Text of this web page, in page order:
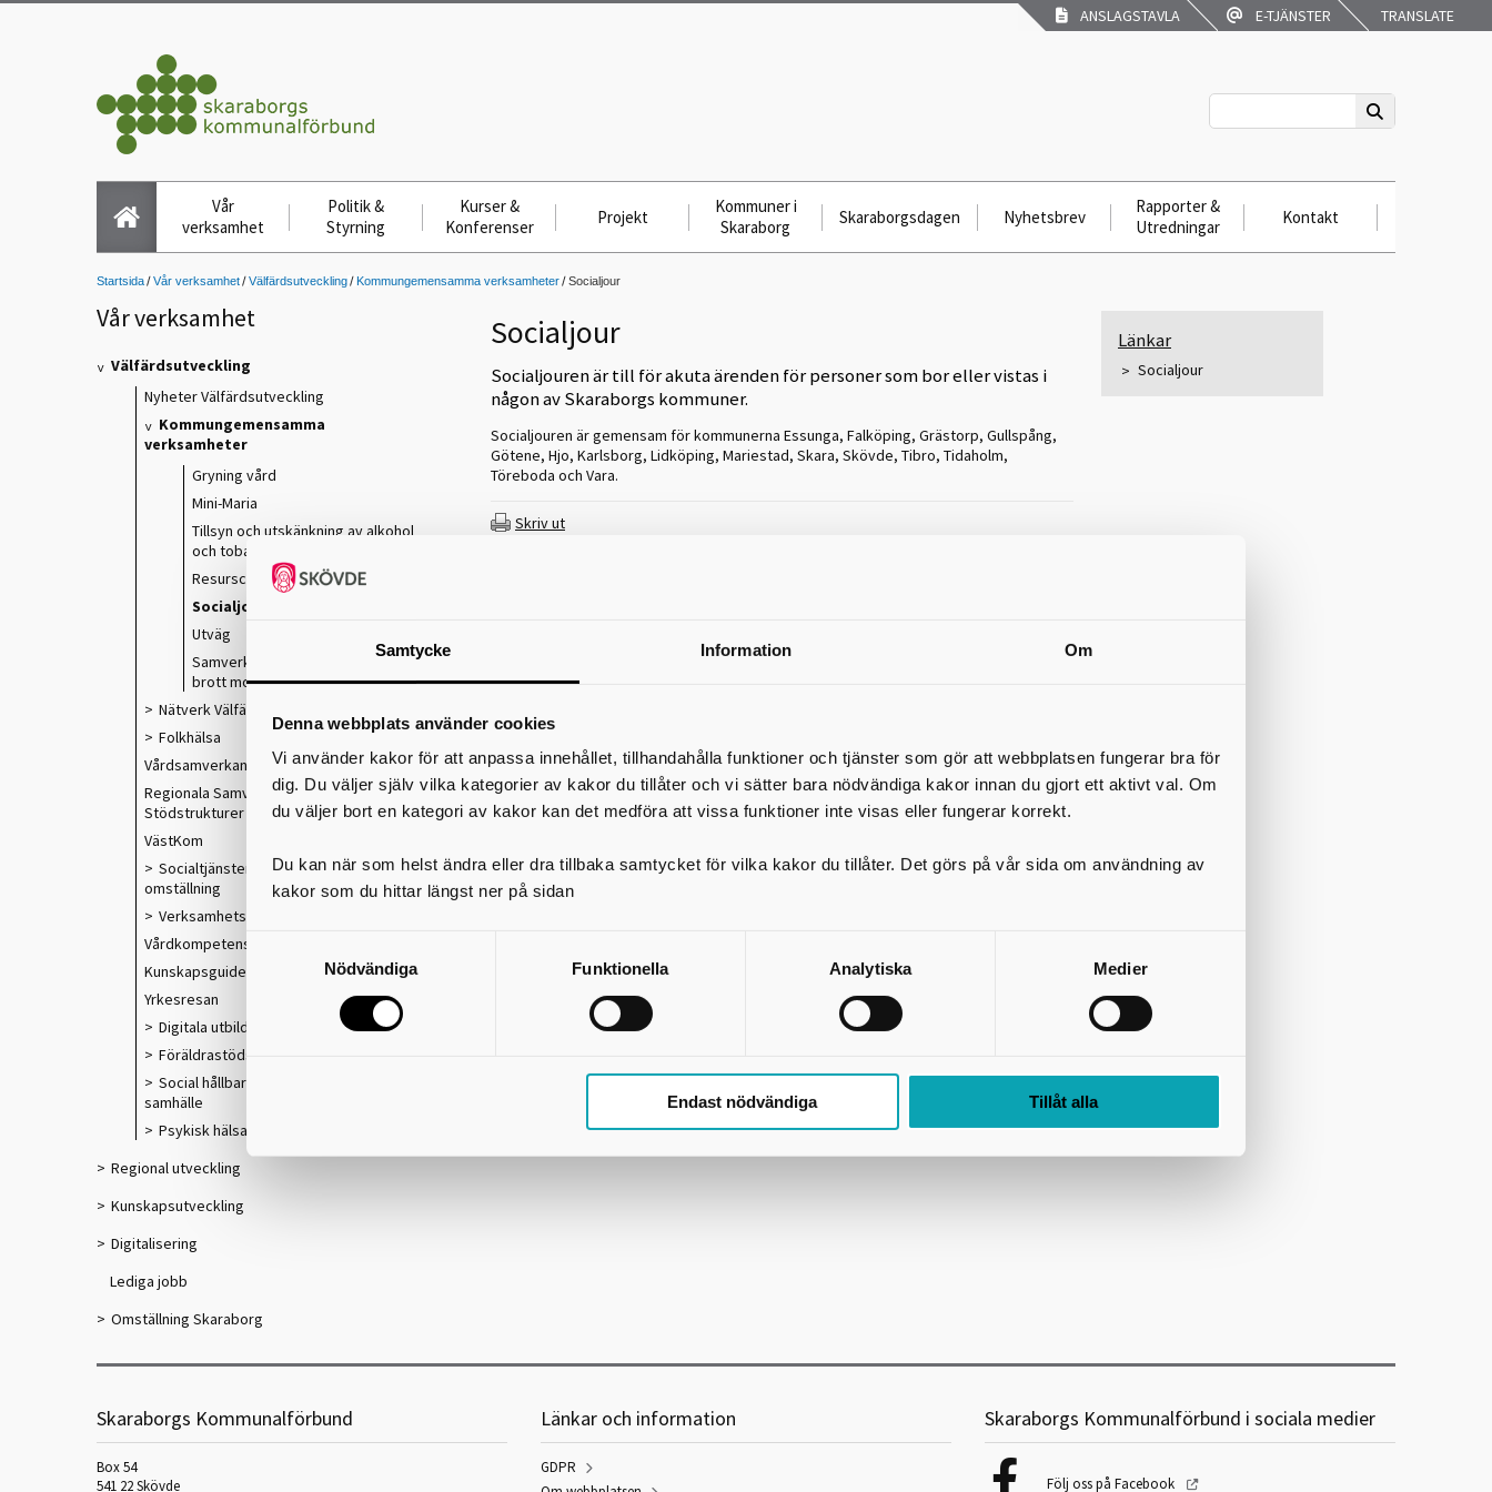
Samtycke Information Om
Denna webbplats använder cookies
Vi använder kakor för att anpassa innehållet, tillhandahålla funktioner och tjänster som gör att webbplatsen fungerar bra för
dig. Du väljer själv vilka kategorier av kakor du tillåter och vi sätter bara nödvändiga kakor innan du gjort ett aktivt val. Om
du väljer bort en kategori av kakor kan det medföra att vissa funktioner inte visas eller fungerar korrekt.
Du kan när som helst ändra eller dra tillbaka samtycket för vilka kakor du tillåter. Det görs på vår sida om användning av
kakor som du hittar längst ner på sidan
Nödvändiga Funktionella Analytiska Medier
Endast nödvändiga Tillåt alla
ANSLAGSTAVLA E-TJÄNSTER TRANSLATE
Vår
verksamhet
Politik &
Styrning
Kurser &
Konferenser
Projekt
Kommuner i
Skaraborg
Skaraborgsdagen Nyhetsbrev
Rapporter &
Utredningar
Kontakt
Startsida Vår verksamhet Välfärdsutveckling Kommungemensamma verksamheter Socialjour
Vår verksamhet
Välfärdsutveckling
Nyheter Välfärdsutveckling
Kommungemensamma
verksamheter
Gryning vård
Mini-Maria
Tillsyn och utskänkning av alkohol
och tobak
Resurscentrum Heder
Socialjour
Utväg
Samverkan vid misstanke om
brott mot barn
Nätverk Välfärdsutveckling
Folkhälsa
Vårdsamverkan
Regionala Samverkans- och
Stödstrukturer
VästKom
Socialtjänstens och välfärdens
omställning
Verksamhetsförlagd utbildning
Vårdkompetensråd
Kunskapsguiden
Yrkesresan
Digitala utbildningar
Föräldrastödsprogram
Social hållbarhet i ett växande
samhälle
Psykisk hälsa och suicidprevention
Regional utveckling
Kunskapsutveckling
Digitalisering
Lediga jobb
Omställning Skaraborg
Socialjour
Socialjouren är till för akuta ärenden för personer som bor eller vistas i
någon av Skaraborgs kommuner.
Socialjouren är gemensam för kommunerna Essunga, Falköping, Grästorp, Gullspång,
Götene, Hjo, Karlsborg, Lidköping, Mariestad, Skara, Skövde, Tibro, Tidaholm,
Töreboda och Vara.
Skriv ut
Länkar
Socialjour
Skaraborgs Kommunalförbund
Box 54
541 22 Skövde
Länkar och information
GDPR
Skaraborgs Kommunalförbund i sociala medier
Följ oss på Facebook